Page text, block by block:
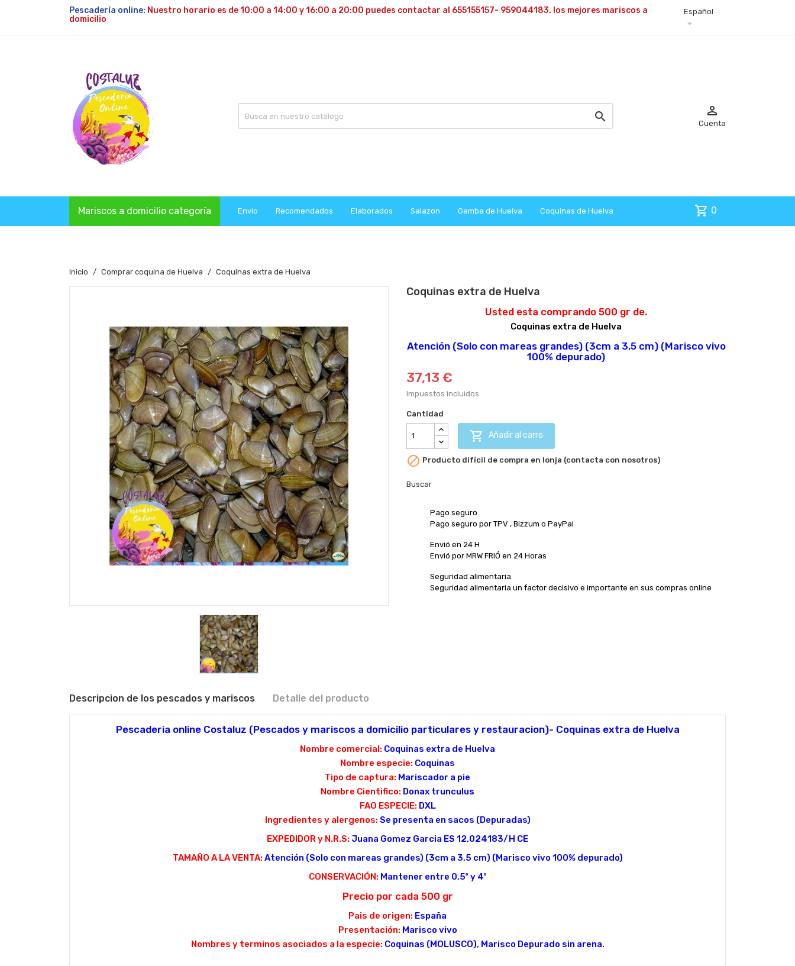
Pescadería online: Nuestro horario es de 10:00 a 14:00 y 16:00 a 20:00 puedes contactar al 655155157- 959044183. los mejores mariscos a
domicilio
Español

 
Cuenta
Mariscos a domicilio categoría Envio Recomendados Elaborados Salazon Gamba de Huelva Coquinas de Huelva shopping_cart 0
Inicio Comprar coquina de Huelva Coquinas extra de Huelva
Coquinas extra de Huelva
Usted esta comprando 500 gr de.
Coquinas extra de Huelva
Atención (Solo con mareas grandes) (3cm a 3,5 cm) (Marisco vivo
100% depurado)
37,13 €
Impuestos incluidos
Cantidad
 Añadir al carro
 Producto difícil de compra en lonja (contacta con nosotros)
Buscar
Pago seguro
Pago seguro por TPV , Bizzum o PayPal
Envió en 24 H
Envió por MRW FRIÓ en 24 Horas
Seguridad alimentaria
Seguridad alimentaria un factor decisivo e importante en sus compras online
Descripcion de los pescados y mariscos Detalle del producto
Pescaderia online Costaluz (Pescados y mariscos a domicilio particulares y restauracion)- Coquinas extra de Huelva
Nombre comercial: Coquinas extra de Huelva
Nombre especie: Coquinas
Tipo de captura: Mariscador a pie
Nombre Cientifico: Donax trunculus
FAO ESPECIE: DXL
Ingredientes y alergenos: Se presenta en sacos (Depuradas)
EXPEDIDOR y N.R.S: Juana Gomez Garcia ES 12,024183/H CE
TAMAÑO A LA VENTA: Atención (Solo con mareas grandes) (3cm a 3,5 cm) (Marisco vivo 100% depurado)
CONSERVACIÓN: Mantener entre 0,5º y 4º
Precio por cada 500 gr
Pais de origen: España
Presentación: Marisco vivo
Nombres y terminos asociados a la especie: Coquinas (MOLUSCO), Marisco Depurado sin arena.